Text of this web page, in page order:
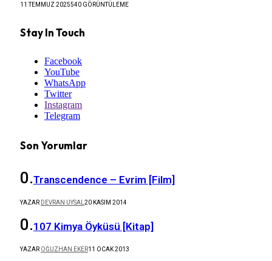
11 TEMMUZ 2025540 GÖRÜNTÜLEME
Stay In Touch
Facebook
YouTube
WhatsApp
Twitter
Instagram
Telegram
Son Yorumlar
Transcendence – Evrim [Film]
YAZAR DEVRAN UYSAL 20 KASIM 2014
107 Kimya Öyküsü [Kitap]
YAZAR OĞUZHAN EKER11 OCAK 2013